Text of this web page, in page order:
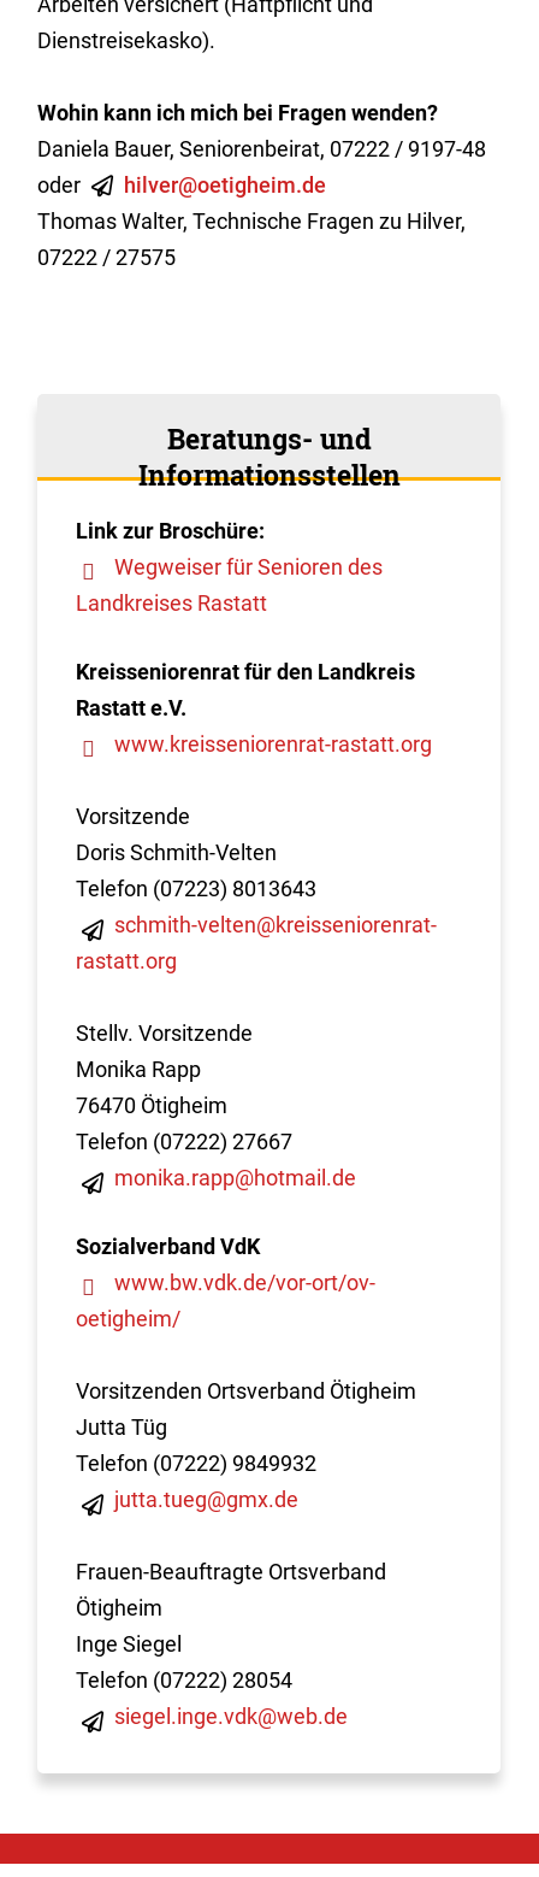
Dienstreisekasko).
Wohin kann ich mich bei Fragen wenden?
Daniela Bauer, Seniorenbeirat, 07222 / 9197-48
oder
hilver@oetigheim.de
Thomas Walter, Technische Fragen zu Hilver,
07222 / 27575
Beratungs- und
Informationsstellen
Link zur Broschüre:
Wegweiser für Senioren des
Landkreises Rastatt
Kreisseniorenrat für den Landkreis
Rastatt e.V.
www.kreisseniorenrat-rastatt.org
Vorsitzende
Doris Schmith-Velten
Telefon (07223) 8013643
schmith-velten@kreisseniorenrat-
rastatt.org
Stellv. Vorsitzende
Monika Rapp
76470 Ötigheim
Telefon (07222) 27667
monika.rapp@hotmail.de
Sozialverband VdK
www.bw.vdk.de/vor-ort/ov-
oetigheim/
Vorsitzenden Ortsverband Ötigheim
Jutta Tüg
Telefon (07222) 9849932
jutta.tueg@gmx.de
Frauen-Beauftragte Ortsverband
Ötigheim
Inge Siegel
Telefon (07222) 28054
siegel.inge.vdk@web.de